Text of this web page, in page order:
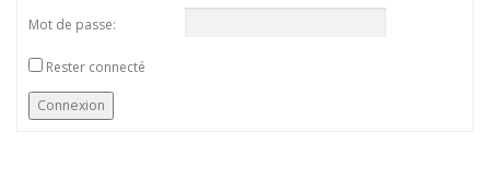
Mot de passe:
Rester connecté
Connexion